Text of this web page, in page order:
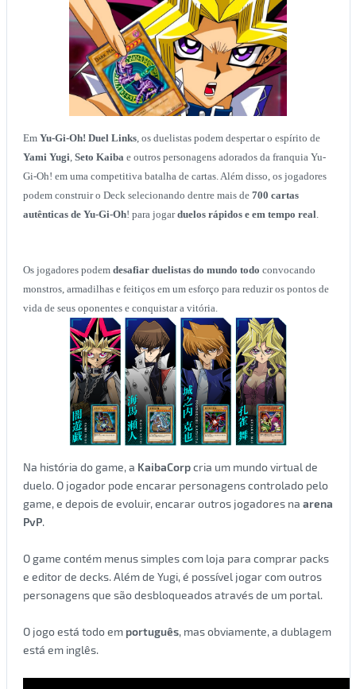
Em Yu-Gi-Oh! Duel Links, os duelistas podem despertar o espírito de
Yami Yugi, Seto Kaibae outros personagens adorados da franquia Yu-
Gi-Oh! em uma competitiva batalha de cartas. Além disso, os jogadores
podem construir o Deck selecionando dentre mais de 700 cartas
autênticas de Yu-Gi-Oh! para jogarduelos rápidos e em tempo real.
Os jogadores podem desafiar duelistas do mundo todo convocando
monstros, armadilhas e feitiços em um esforço para reduzir os pontos de
vida de seus oponentes e conquistar a vitória.
Na história do game, a KaibaCorpcria um mundo virtual de
duelo. O jogador pode encarar personagens controlado pelo
game, e depois de evoluir, encarar outros jogadores na arena
PvP.
O game contém menus simples com loja para comprar packs
e editor de decks. Além de Yugi, é possível jogar com outros
personagens que são desbloqueados através de um portal.
O jogo está todo em português, mas obviamente, a dublagem
está em inglês.